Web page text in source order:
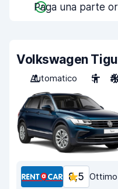
Paga una parte
Volkswagen
Automatico
5
8,5 Ottimo